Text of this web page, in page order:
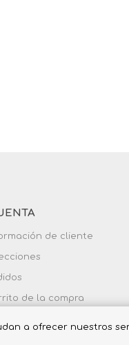
de cliente
de la compra
a ofrecer nuestros